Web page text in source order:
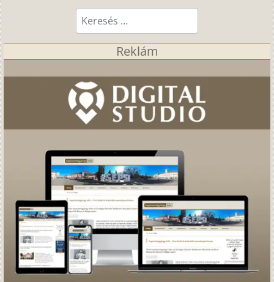
Keresés...
Reklám